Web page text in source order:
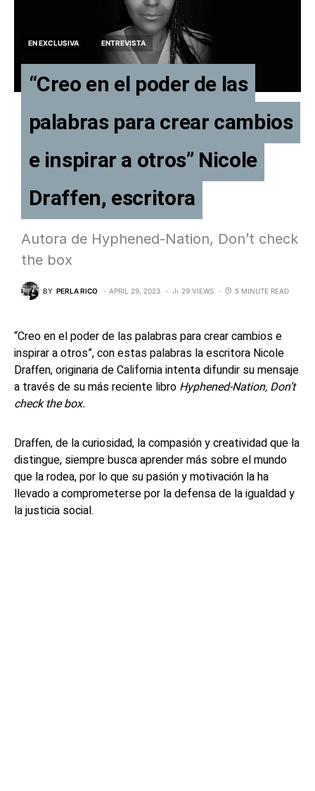
EN EXCLUSIVA ENTREVISTA
“Creo en el poder de las
palabras para crear cambios
e inspirar a otros” Nicole
Draffen, escritora
Autora de Hyphened-Nation, Don’t check
the box
BY PERLA RICO APRIL 29, 2023 29 VIEWS 5 MINUTE READ
“Creo en el poder de las palabras para crear cambios e
inspirar a otros”, con estas palabras la escritora Nicole
Draffen, originaria de California intenta difundir su mensaje
a través de su más reciente libro Hyphened-Nation, Don’t
check the box.
Draffen, de la curiosidad, la compasión y creatividad que la
distingue, siempre busca aprender más sobre el mundo
que la rodea, por lo que su pasión y motivación la ha
llevado a comprometerse por la defensa de la igualdad y
la justicia social.